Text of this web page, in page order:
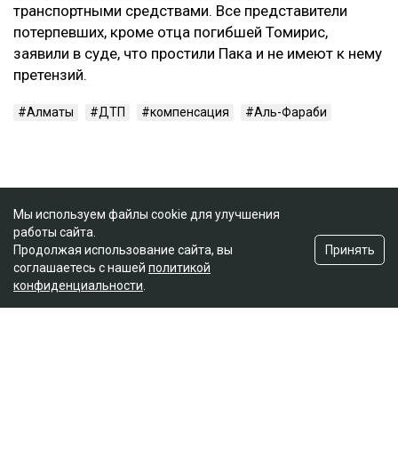
транспортными средствами. Все представители
потерпевших, кроме отца погибшей Томирис,
заявили в суде, что простили Пака и не имеют к нему
претензий.
Алматы ДТП компенсация Аль-Фараби
Мы используем файлы cookie для улучшения
работы сайта.
Продолжая использование сайта, вы
соглашаетесь с нашей политикой
конфиденциальности
Принять